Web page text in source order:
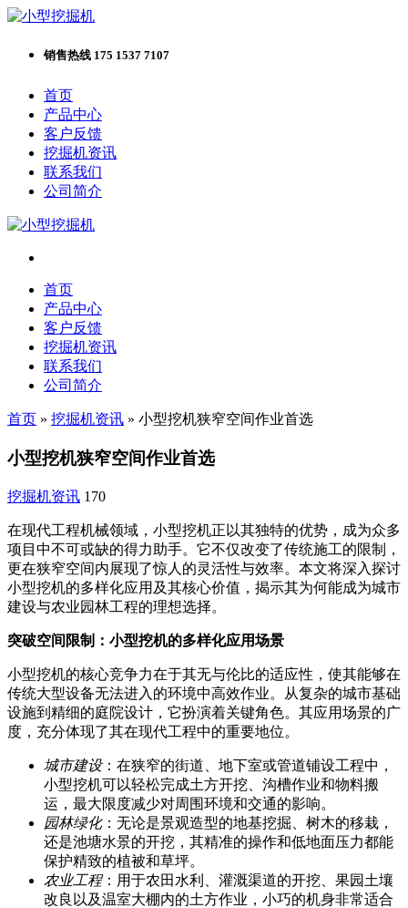
销售热线 175 1537 7107
首页
产品中心
客户反馈
挖掘机资讯
联系我们
公司简介
首页
产品中心
客户反馈
挖掘机资讯
联系我们
公司简介
首页 » 挖掘机资讯 » 小型挖机狭窄空间作业首选
小型挖机狭窄空间作业首选
挖掘机资讯 170
在现代工程机械领域，小型挖机正以其独特的优势，成为众多
项目中不可或缺的得力助手。它不仅改变了传统施工的限制，
更在狭窄空间内展现了惊人的灵活性与效率。本文将深入探讨
小型挖机的多样化应用及其核心价值，揭示其为何能成为城市
建设与农业园林工程的理想选择。
突破空间限制：小型挖机的多样化应用场景
小型挖机的核心竞争力在于其无与伦比的适应性，使其能够在
传统大型设备无法进入的环境中高效作业。从复杂的城市基础
设施到精细的庭院设计，它扮演着关键角色。其应用场景的广
度，充分体现了其在现代工程中的重要地位。
城市建设：在狭窄的街道、地下室或管道铺设工程中，
小型挖机可以轻松完成土方开挖、沟槽作业和物料搬
运，最大限度减少对周围环境和交通的影响。
园林绿化：无论是景观造型的地基挖掘、树木的移栽，
还是池塘水景的开挖，其精准的操作和低地面压力都能
保护精致的植被和草坪。
农业工程：用于农田水利、灌溉渠道的开挖、果园土壤
改良以及温室大棚内的土方作业，小巧的机身非常适合